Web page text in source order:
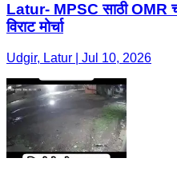
Latur- MPSC साठी OMR ची
विराट मोर्चा
Udgir, Latur | Jul 10, 2026